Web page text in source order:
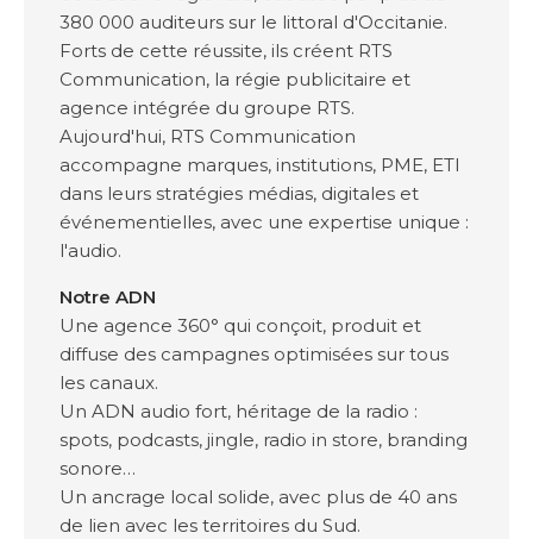
380 000 auditeurs sur le littoral d'Occitanie.
Forts de cette réussite, ils créent RTS
Communication, la régie publicitaire et
agence intégrée du groupe RTS.
Aujourd'hui, RTS Communication
accompagne marques, institutions, PME, ETI
dans leurs stratégies médias, digitales et
événementielles, avec une expertise unique :
l'audio.
Notre ADN
Une agence 360° qui conçoit, produit et
diffuse des campagnes optimisées sur tous
les canaux.
Un ADN audio fort, héritage de la radio :
spots, podcasts, jingle, radio in store, branding
sonore…
Un ancrage local solide, avec plus de 40 ans
de lien avec les territoires du Sud.